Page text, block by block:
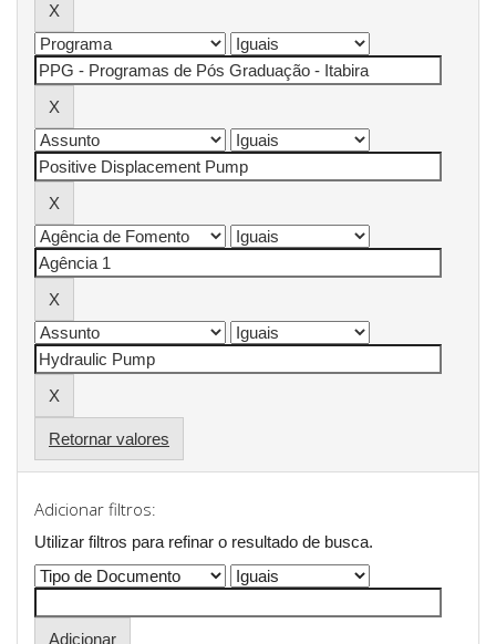
Retornar valores
Adicionar filtros:
Utilizar filtros para refinar o resultado de busca.